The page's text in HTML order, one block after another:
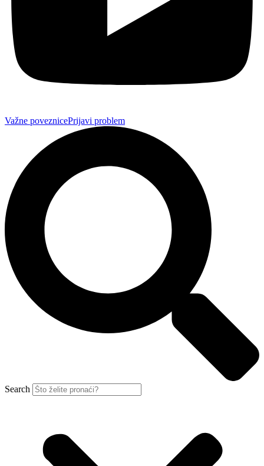
Važne poveznicePrijavi problem
Search